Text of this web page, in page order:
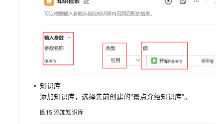
知识库
添加知识库，选择先前创建的“景点介绍知识库”。
图15 添加知识库